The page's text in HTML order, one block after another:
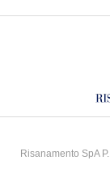
Risanamento SpA